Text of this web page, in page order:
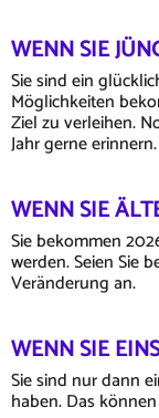
WENN SIE
Sie sind ein
Möglichkeiten
Ziel zu verleihen.
Jahr gerne erinnern.
WENN SIE
Sie bekommen
werden. Seien Sie
Veränderung an.
WENN SIE
Sie sind nur dann
haben. Das